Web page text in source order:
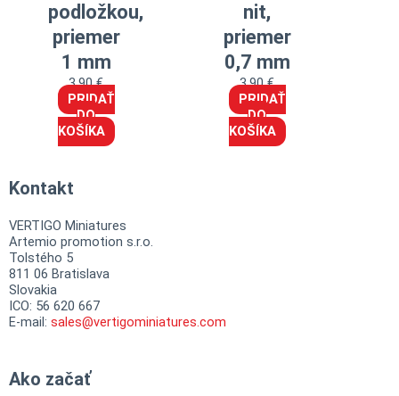
podložkou,
priemer
1 mm
3,90€
PRIDAŤ
DO
KOŠÍKA
nit,
priemer
0,7 mm
3,90€
PRIDAŤ
DO
KOŠÍKA
Kontakt
VERTIGO Miniatures
Artemio promotion s.r.o.
Tolstého 5
811 06 Bratislava
Slovakia
ICO: 56 620 667
E-mail: sales@vertigominiatures.com
Ako začať